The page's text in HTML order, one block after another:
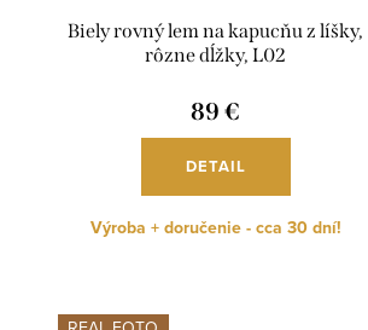
Biely rovný lem na kapucňu z líšky,
rôzne dĺžky, L02
89 €
DETAIL
Výroba + doručenie - cca 30 dní!